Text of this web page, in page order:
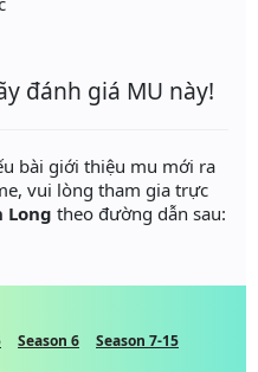
đánh giá MU này!
bài giới thiệu mu mới ra
vui lòng tham gia trực
Long theo đường dẫn sau:
Season 6
Season 7-15